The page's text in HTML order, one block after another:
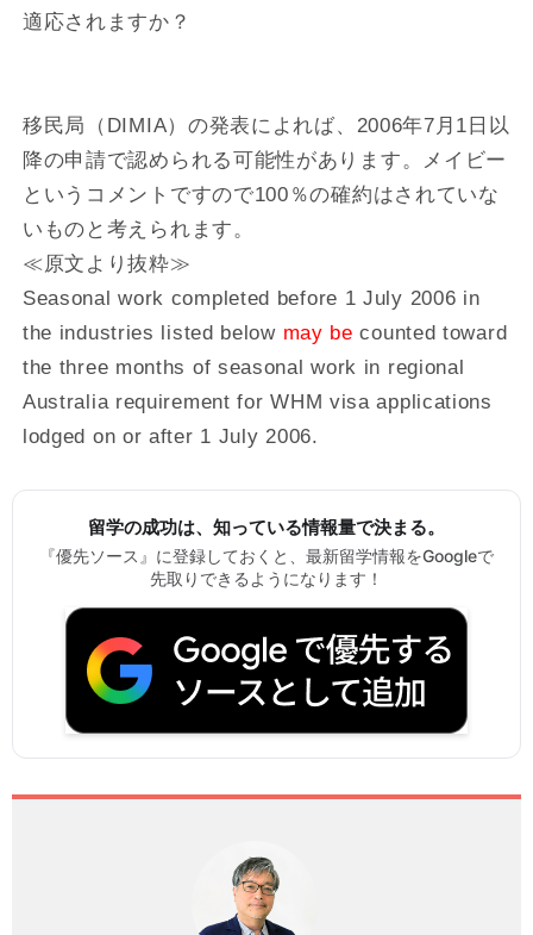
適応されますか？
移民局（DIMIA）の発表によれば、2006年7月1日以
降の申請で認められる可能性があります。メイビー
というコメントですので100％の確約はされていな
いものと考えられます。
≪原文より抜粋≫
Seasonal work completed before 1 July 2006 in
the industries listed below may be counted toward
the three months of seasonal work in regional
Australia requirement for WHM visa applications
lodged on or after 1 July 2006.
留学の成功は、知っている情報量で決まる。
『優先ソース』に登録しておくと、最新留学情報をGoogleで
先取りできるようになります！